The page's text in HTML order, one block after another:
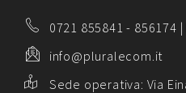
0721 855841 - 856174
info@pluralecom.it
Sede operativa: Via